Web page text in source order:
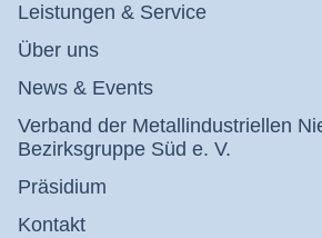
Leistungen & Service
Über uns
News & Events
Verband der Metallindustriellen
Bezirksgruppe Süd e. V.
Präsidium
Kontakt